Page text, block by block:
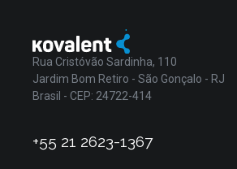
Rua Cristóvão Sardinha, 110
Jardim Bom Retiro - São Gonçalo - RJ
Brasil - CEP: 24722-414
+55 21 2623-1367